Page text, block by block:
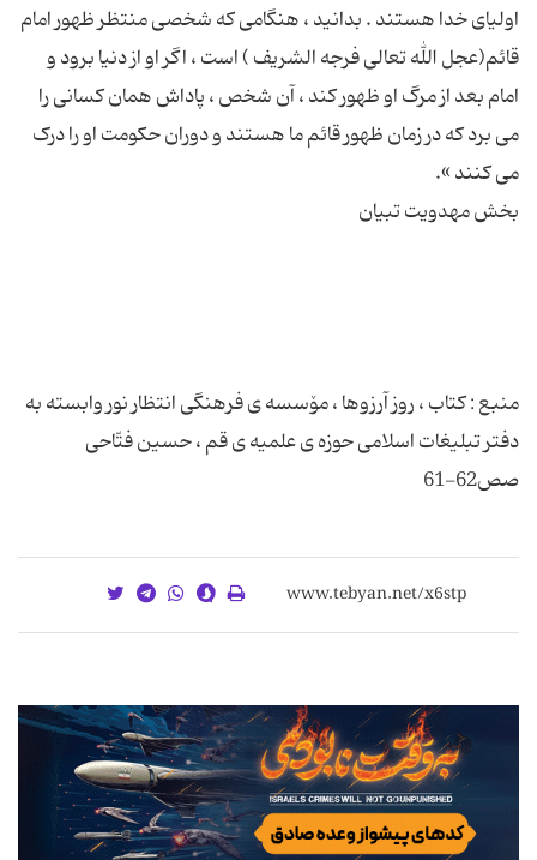
اولیای خدا هستند . بدانید ، هنگامی که شخصی منتظر ظهور امام
قائم(عجل الله تعالی فرجه الشریف ) است ، اگر او از دنیا برود و
امام بعد از مرگ او ظهور کند ، آن شخص ، پاداش همان کسانی را
می برد که در زمان ظهور قائم ما هستند و دوران حکومت او را درک
منبع : کتاب ، روز آرزوها ، مۆسسه ی فرهنگی انتظار نور وابسته به
دفتر تبلیغات اسلامی حوزه ی علمیه ی قم ، حسین فتّاحی
صص62-61